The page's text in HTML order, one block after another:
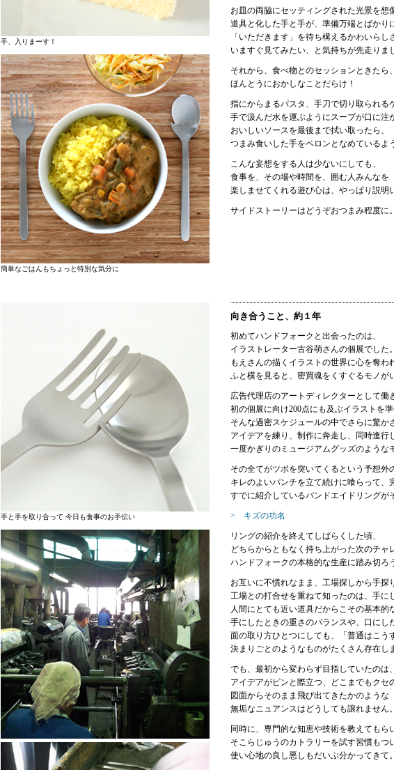
お皿の両脇にセッティングされた光景を想
道具と化した手と手が、準備万端とばかり
「いただきます」を待ち構えるかわいらし
いますぐ見てみたい、と気持ちが先走りま
それから、食べ物とのセッションときたら、
ほんとうにおかしなことだらけ！
指にからまるパスタ、手刀で切り取られる
手で汲んだ水を運ぶようにスープが口に注
おいしいソースを最後まで拭い取ったら、
つまみ食いした手をペロンとなめているよ
こんな妄想をする人は少ないにしても、
食事を、その場や時間を、囲む人みんなを
楽しませてくれる遊び心は、やっぱり説明
サイドストーリーはどうぞおつまみ程度に。
手、入りまーす！
簡単なごはんもちょっと特別な気分に
向き合うこと、約１年
初めてハンドフォークと出会ったのは、
イラストレーター古谷萌さんの個展でした。
もえさんの描くイラストの世界に心を奪わ
ふと横を見ると、密買魂をくすぐるモノが
広告代理店のアートディレクターとして働
初の個展に向け200点にも及ぶイラストを準
そんな過密スケジュールの中でさらに驚か
アイデアを練り、制作に奔走し、同時進行
一度かぎりのミュージアムグッズのような
その全てがツボを突いてくるという予想外
キレのよいパンチを立て続けに喰らって、
すでに紹介しているバンドエイドリングが
> キズの功名
リングの紹介を終えてしばらくした頃、
どちらからともなく持ち上がった次のチャ
ハンドフォークの本格的な生産に踏み切ろ
お互いに不慣れなまま、工場探しから手探
工場との打合せを重ねて知ったのは、手に
人間にとても近い道具だからこその基本的
手にしたときの重さのバランスや、口にし
面の取り方ひとつにしても、「普通はこう
決まりごとのようなものがたくさん存在し
でも、最初から変わらず目指していたのは、
アイデアがピンと際立つ、どこまでもクセ
図面からそのまま飛び出てきたかのような
無垢なニュアンスはどうしても譲れません。
同時に、専門的な知恵や技術を教えてもら
そこらじゅうのカトラリーを試す習慣もつ
使い心地の良し悪しもだいぶ分かってきて。
手と手を取り合って 今日も食事のお手伝い